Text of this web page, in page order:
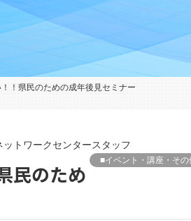
！県民のための成年後見セミナー
ットワークセンタースタッフ
■イベント・講座・その